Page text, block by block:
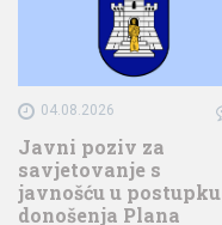
04.08.2026
Javni poziv za
savjetovanje s
javnošću u postupku
donošenja Plana